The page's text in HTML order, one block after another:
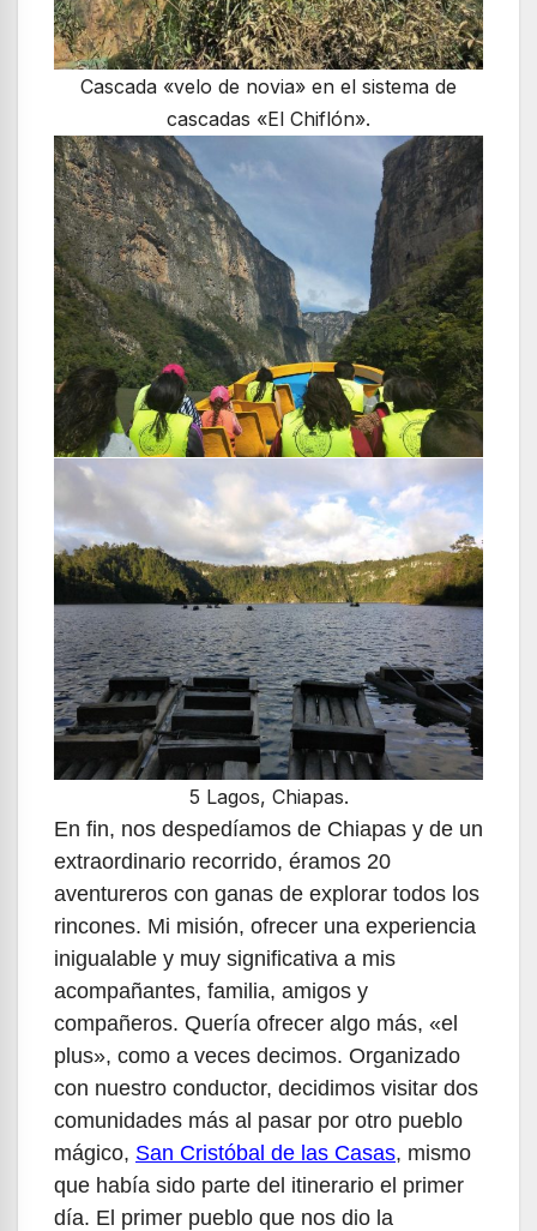
Cascada «velo de novia» en el sistema de
cascadas «El Chiflón».
5 Lagos, Chiapas.
En fin, nos despedíamos de Chiapas y de un
extraordinario recorrido, éramos 20
aventureros con ganas de explorar todos los
rincones. Mi misión, ofrecer una experiencia
inigualable y muy significativa a mis
acompañantes, familia, amigos y
compañeros. Quería ofrecer algo más, «el
plus», como a veces decimos. Organizado
con nuestro conductor, decidimos visitar dos
comunidades más al pasar por otro pueblo
mágico, San Cristóbal de las Casas, mismo
que había sido parte del itinerario el primer
día. El primer pueblo que nos dio la